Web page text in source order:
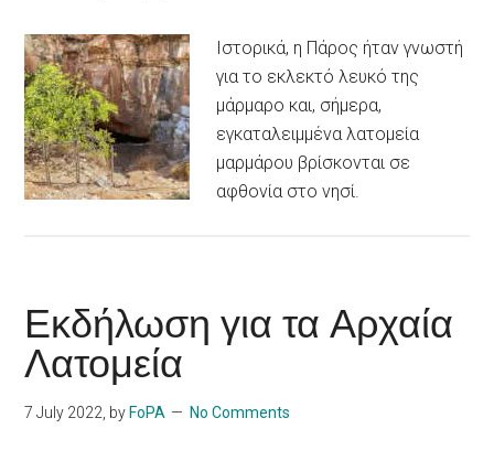
Ιστορικά, η Πάρος ήταν γνωστή
για το εκλεκτό λευκό της
μάρμαρο και, σήμερα,
εγκαταλειμμένα λατομεία
μαρμάρου βρίσκονται σε
αφθονία στο νησί.
Εκδήλωση για τα Αρχαία
Λατομεία
7 July 2022, by FoPA No Comments